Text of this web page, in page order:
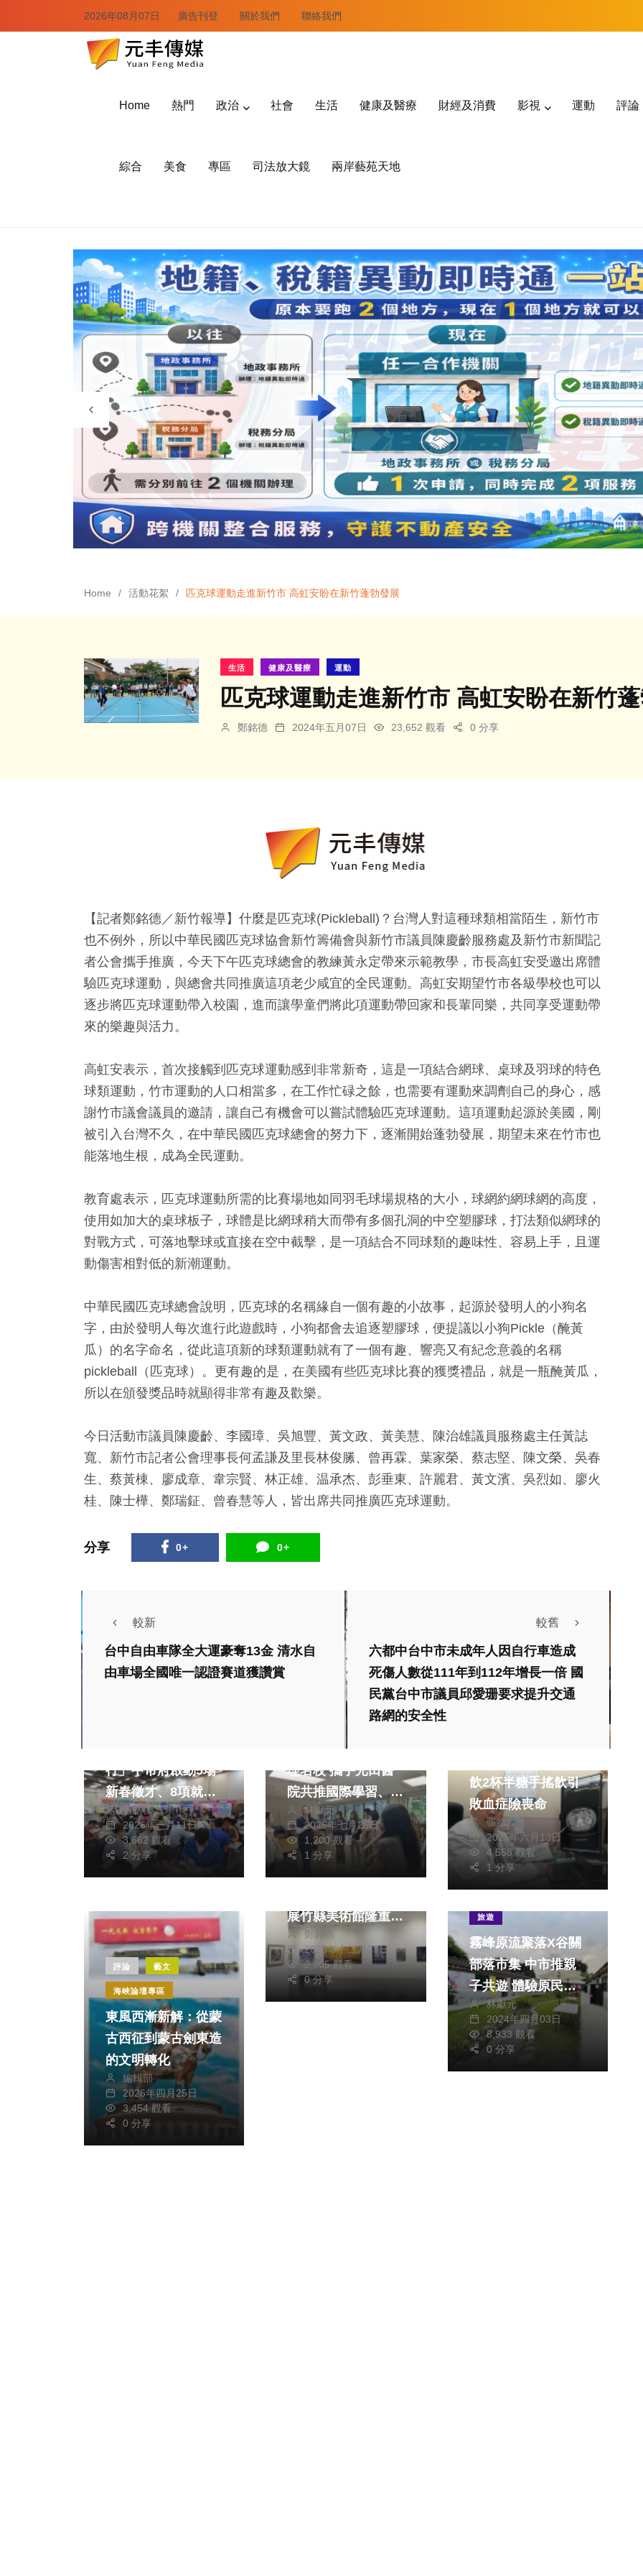
2026年08月07日 廣告刊登 關於我們 聯絡我們
Home 熱門 政治 社會 生活 健康及醫療 財經及消費 影視 運動 評論
綜合 美食 專區 司法放大鏡 兩岸藝苑天地
Home 活動花絮 匹克球運動走進新竹市 高虹安盼在新竹蓬勃發展
生活 健康及醫療 運動
匹克球運動走進新竹市 高虹安盼在新竹
鄭銘德 2024年五月07日 23,652 觀看 0 分享
【記者鄭銘德／新竹報導】什麼是匹克球(Pickleball)？台灣人對這種球類相當陌生，新竹市
也不例外，所以中華民國匹克球協會新竹籌備會與新竹市議員陳慶齡服務處及新竹市新聞記
者公會攜手推廣，今天下午匹克球總會的教練黃永定帶來示範教學，市長高虹安受邀出席體
驗匹克球運動，與總會共同推廣這項老少咸宜的全民運動。高虹安期望竹市各級學校也可以
逐步將匹克球運動帶入校園，進而讓學童們將此項運動帶回家和長輩同樂，共同享受運動帶
來的樂趣與活力。
高虹安表示，首次接觸到匹克球運動感到非常新奇，這是一項結合網球、桌球及羽球的特色
球類運動，竹市運動的人口相當多，在工作忙碌之餘，也需要有運動來調劑自己的身心，感
謝竹市議會議員的邀請，讓自己有機會可以嘗試體驗匹克球運動。這項運動起源於美國，剛
被引入台灣不久，在中華民國匹克球總會的努力下，逐漸開始蓬勃發展，期望未來在竹市也
能落地生根，成為全民運動。
教育處表示，匹克球運動所需的比賽場地如同羽毛球場規格的大小，球網約網球網的高度，
使用如加大的桌球板子，球體是比網球稍大而帶有多個孔洞的中空塑膠球，打法類似網球的
對戰方式，可落地擊球或直接在空中截擊，是一項結合不同球類的趣味性、容易上手，且運
動傷害相對低的新潮運動。
中華民國匹克球總會說明，匹克球的名稱緣自一個有趣的小故事，起源於發明人的小狗名
字，由於發明人每次進行此遊戲時，小狗都會去追逐塑膠球，便提議以小狗Pickle（醃黃
瓜）的名字命名，從此這項新的球類運動就有了一個有趣、響亮又有紀念意義的名稱
pickleball（匹克球）。更有趣的是，在美國有些匹克球比賽的獲獎禮品，就是一瓶醃黃瓜，
所以在頒發獎品時就顯得非常有趣及歡樂。
今日活動市議員陳慶齡、李國璋、吳旭豐、黃文政、黃美慧、陳治雄議員服務處主任黃誌
寬、新竹市記者公會理事長何孟謙及里長林俊縢、曾再霖、葉家榮、蔡志堅、陳文榮、吳春
生、蔡黃棟、廖成章、韋宗賢、林正雄、温承杰、彭垂東、許麗君、黃文濱、吳烈如、廖火
桂、陳士樺、鄭瑞鉦、曾春慧等人，皆出席共同推廣匹克球運動。
分享 0+ 0+
較新
台中自由車隊全大運豪奪13金 清水自
由車場全國唯一認證賽道獲讚賞
較舊
六都中台中市未成年人因自行車造成
死傷人數從111年到112年增長一倍 國
民黨台中市議員邱愛珊要求提升交通
路網的安全性
行」中市府啟動5場
新春徵才、8項就業
支持方案助市民迎薪
機
張皓傑
2026年一月11日
3,662 觀看
2 分享
文教
弘光科大結盟美國護
理名校 攜手光田醫
院共推國際學習、建
構護理人才新生態
林獻元
2026年七月25日
1,200 觀看
1 分享
飲2杯半糖手搖飲引
敗血症險喪命
張皓傑
2025年六月13日
4,558 觀看
1 分享
評論 藝文
海峽論壇專區
東風西漸新解：從蒙
古西征到蒙古劍東造
的文明轉化
編輯部
2026年四月25日
3,454 觀看
0 分享
藝文
展竹縣美術館隆重登
場
鄭銘德
2025年十二月27日
2,905 觀看
0 分享
旅遊
霧峰原流聚落X谷關
部落市集 中市推親
子共遊 體驗原民文
化魅力
林獻元
2024年四月03日
8,933 觀看
0 分享
+
兩岸佛教文化交
32+
兩岸
638+
社會
5+
演唱會
161+
熱門
33+ 321+ 27+ 274
0+
2023金鐘獎
17+
兩岸道教文化交
流專區
海峽論壇專